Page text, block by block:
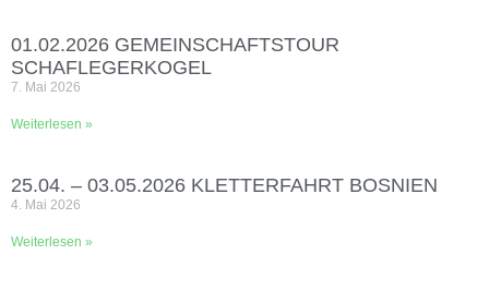
01.02.2026 GEMEINSCHAFTSTOUR
SCHAFLEGERKOGEL
7. Mai 2026
Weiterlesen »
25.04. – 03.05.2026 KLETTERFAHRT BOSNIEN
4. Mai 2026
Weiterlesen »